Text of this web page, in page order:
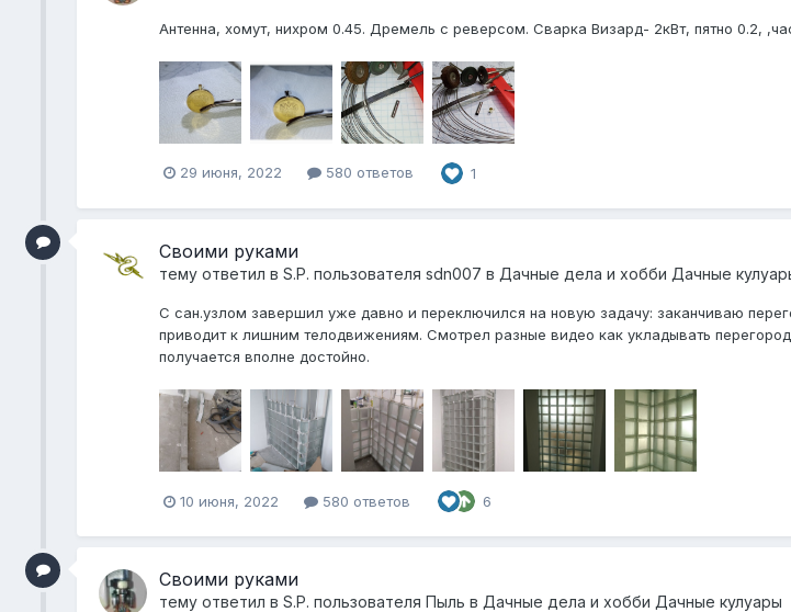
Антенна, хомут, нихром 0.45. Дремель с реверсом. Сварка Визард- 2кВт, пятно 0.2,
29 июня, 2022 580 ответов 1
Своими руками
тему ответил в S.P. пользователя sdn007 в Дачные дела и хобби Дачные
С сан.узлом завершил уже давно и переключился на новую задачу: заканчиваю
приводит к лишним телодвижениям. Смотрел разные видео как укладывать
получается вполне достойно.
10 июня, 2022 580 ответов 6
Своими руками
тему ответил в S.P. пользователя Пыль в Дачные дела и хобби Дачные кулуары